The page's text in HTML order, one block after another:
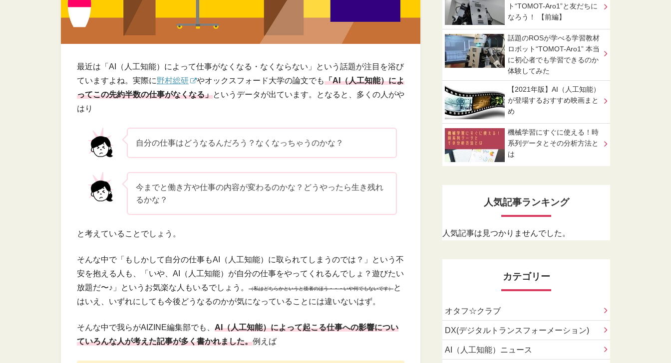
最近は「AI（人工知能）によって仕事がなくなる・なくならない」という話題が注目を浴び
ていますよね。実際に野村総研 やオックスフォード大学の論文でも「AI（人工知能）によ
ってこの先約半数の仕事がなくなる」というデータが出ています。となると、多くの人がや
はり
自分の仕事はどうなるんだろう？なくなっちゃうのかな？
今までと働き方や仕事の内容が変わるのかな？どうやったら生き残れ
るかな？
と考えていることでしょう。
そんな中で「もしかして自分の仕事もAI（人工知能）に取られてしまうのでは？」という不
安を抱える人も、「いや、AI（人工知能）が自分の仕事をやってくれるんでしょ？遊びたい
放題だ〜♪」というお気楽な人もいるでしょう。
（私はどちらかというと後者のほう・・・いや何でもないです）と
はいえ、いずれにしても今後どうなるのかが気になっていることには違いないはず。
そんな中で我らがAIZINE編集部でも、 AI（人工知能）によって起こる仕事への影響につい
ていろんな人が考えた記事が多く書かれました。例えば
ト“TOMOT-Aro1”と友だちに
なろう！ 【前編】
話題のROSが学べる学習教材
ロボット“TOMOT-Aro1” 本当
に初心者でも学習できるのか
体験してみた
【2021年版】AI（人工知能）
が登場するおすすめ映画まと
め
機械学習にすぐに使える！時
系列データとその分析方法と
は
人気記事ランキング
人気記事は見つかりませんでした。
カテゴリー
オタフ☆クラブ
DX(デジタルトランスフォーメーション)
AI（人工知能）ニュース